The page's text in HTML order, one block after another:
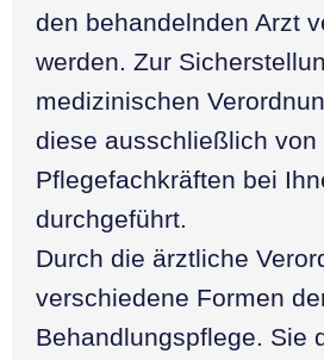
den behandelnden Arzt
werden. Zur
medizinischen
diese ausschließlich von
Pflegefachkräften bei
durchgeführt.
Durch die ärztliche
verschiedene Formen
Behandlungspflege. Sie